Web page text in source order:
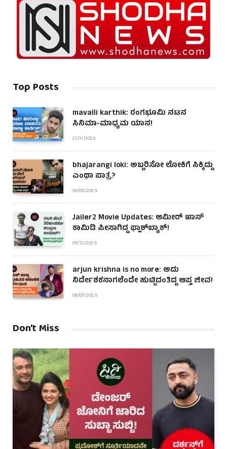
Top Posts
mavalli karthik: ರಂಗಭೂಮಿ ನಟನ
ಸಿನಿಮಾ-ಮಾಧ್ಯಮ ಯಾನ!
21/11/2023
bhajarangi loki: ಅಬ್ಬರಿಸೋ ಲೋಕಿಗೆ ಸಿಕ್ಕಿದ್ದು
ಎಂಥಾ ಪಾತ್ರ?
30/05/2025
Jailer2 Movie Updates: ಆಮೀರ್ ಖಾನ್
ಕಾಮಿಡಿ ಪೀಸಾಗಿದ್ದ ಫ್ಲಾಶ್‌ಬ್ಯಾಕ್!
05/12/2025
arjun krishna is no more: ಅದು
ನಿರ್ದೇಶಕನಾಗಲೆಂದೇ ಹುಟ್ಟಿದಂತಿದ್ದ ಆಪ್ತ ಜೀವ!
09/03/2025
Don't Miss